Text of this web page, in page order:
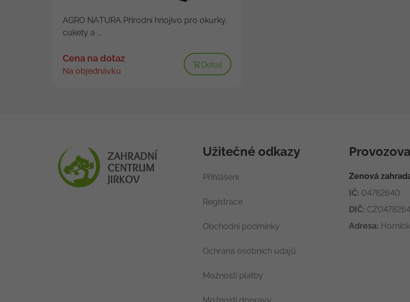
AGRO NATURA Přírodní hnojivo pro okurky,
cukety a ...
Cena na dotaz
Na objednávku
Detail
Užitečné odkazy
Přihlášení
Registrace
Obchodní podmínky
Ochrana osobních údajů
Možnosti platby
Možnosti dopravy
Zenová
IČ: 04782640
DIČ:
Adresa: